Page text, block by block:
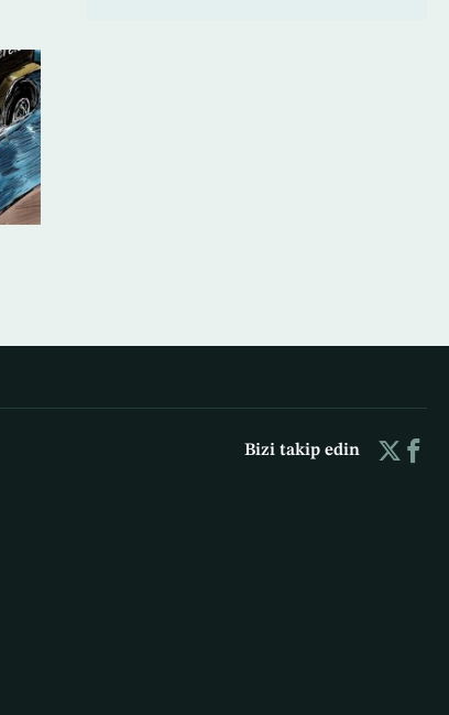
Bizi takip edin